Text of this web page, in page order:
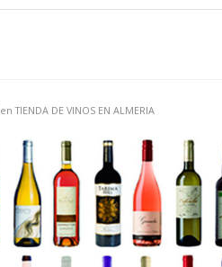
enTIENDA DE VINOS EN ALMERIA